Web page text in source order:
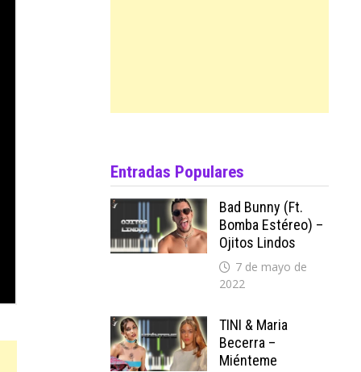
Entradas Populares
Bad Bunny (ft.
Bomba Estéreo) –
Ojitos Lindos
7 de mayo de
2022
TINI & Maria
Becerra –
Miénteme